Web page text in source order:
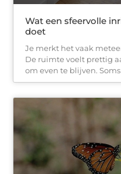
Wat een sfeervolle
doet
Je merkt het vaak
De ruimte voelt prettig
om even te blijven.